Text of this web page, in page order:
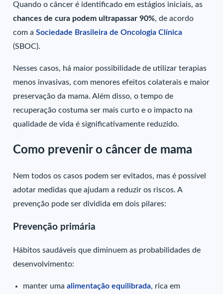
Quando o câncer é identificado em estágios iniciais, as
chances de cura podem ultrapassar 90%, de acordo
com aSociedade Brasileira de Oncologia Clínica
(SBOC).
Nesses casos, há maior possibilidade de utilizar terapias
menos invasivas, com menores efeitos colaterais e maior
preservação da mama. Além disso, o tempo de
recuperação costuma ser mais curto e o impacto na
qualidade de vida é significativamente reduzido.
Como prevenir o câncer de mama
Nem todos os casos podem ser evitados, mas é possível
adotar medidas que ajudam a reduzir os riscos. A
prevenção pode ser dividida em dois pilares:
Prevenção primária
Hábitos saudáveis que diminuem as probabilidades de
desenvolvimento:
manter umaalimentação equilibrada, rica em